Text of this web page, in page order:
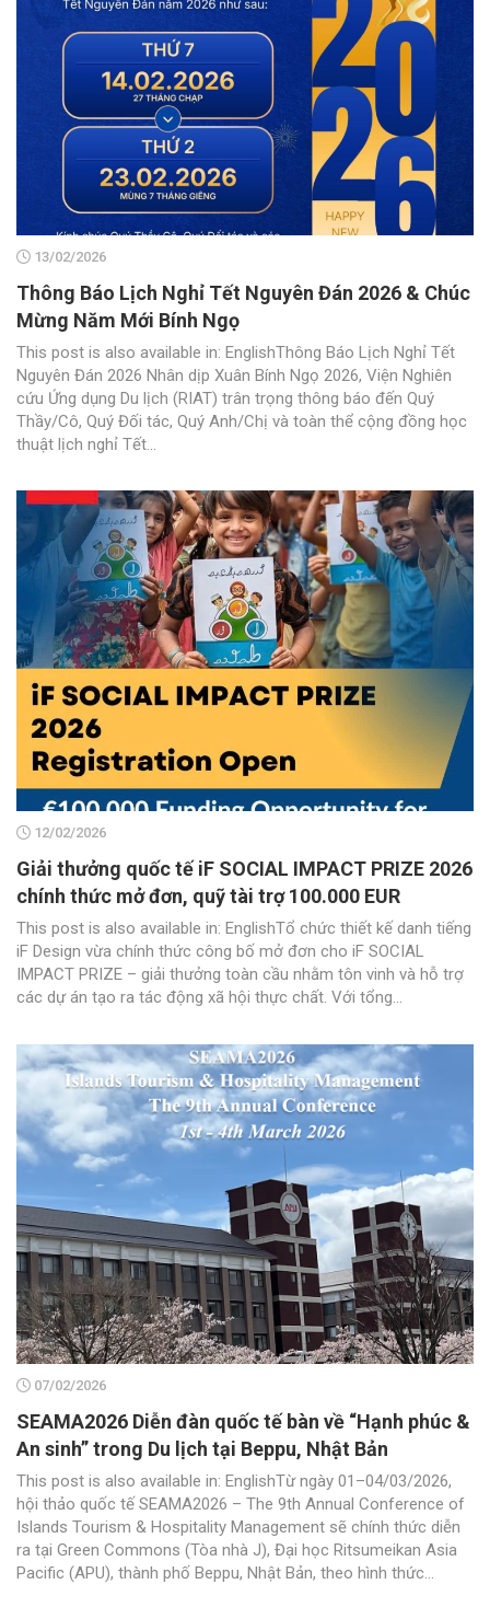
13/02/2026
Thông Báo Lịch Nghỉ Tết Nguyên Đán 2026 & Chúc
Mừng Năm Mới Bính Ngọ
This post is also available in: EnglishThông Báo Lịch Nghỉ Tết
Nguyên Đán 2026 Nhân dịp Xuân Bính Ngọ 2026, Viện Nghiên
cứu Ứng dụng Du lịch (RIAT) trân trọng thông báo đến Quý
Thầy/Cô, Quý Đối tác, Quý Anh/Chị và toàn thể cộng đồng học
thuật lịch nghỉ Tết...
12/02/2026
Giải thưởng quốc tế iF SOCIAL IMPACT PRIZE 2026
chính thức mở đơn, quỹ tài trợ 100.000 EUR
This post is also available in: EnglishTổ chức thiết kế danh tiếng
iF Design vừa chính thức công bố mở đơn cho iF SOCIAL
IMPACT PRIZE – giải thưởng toàn cầu nhằm tôn vinh và hỗ trợ
các dự án tạo ra tác động xã hội thực chất. Với tổng...
07/02/2026
SEAMA2026 Diễn đàn quốc tế bàn về “Hạnh phúc &
An sinh” trong Du lịch tại Beppu, Nhật Bản
This post is also available in: EnglishTừ ngày 01–04/03/2026,
hội thảo quốc tế SEAMA2026 – The 9th Annual Conference of
Islands Tourism & Hospitality Management sẽ chính thức diễn
ra tại Green Commons (Tòa nhà J), Đại học Ritsumeikan Asia
Pacific (APU), thành phố Beppu, Nhật Bản, theo hình thức...